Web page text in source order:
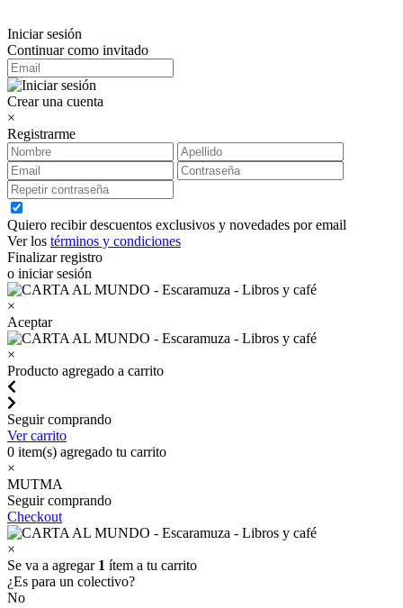
Iniciar sesión
Continuar como invitado
Crear una cuenta
×
Registrarme
Quiero recibir descuentos exclusivos y novedades por email
Ver los términos y condiciones
Finalizar registro
o iniciar sesión
×
Aceptar
×
Producto agregado a carrito
Seguir comprando
Ver carrito
0 item(s) agregado tu carrito
×
MUTMA
Seguir comprando
Checkout
×
Se va a agregar 1 ítem a tu carrito
¿Es para un colectivo?
No